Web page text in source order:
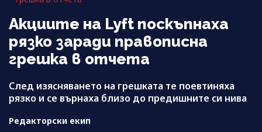
Акциите на Lyft поскъпнаха
рязко заради правописна
грешка в отчета
След изясняването на грешката те поевтиняха
рязко и се върнаха близо до предишните си нива
Редакторски екип